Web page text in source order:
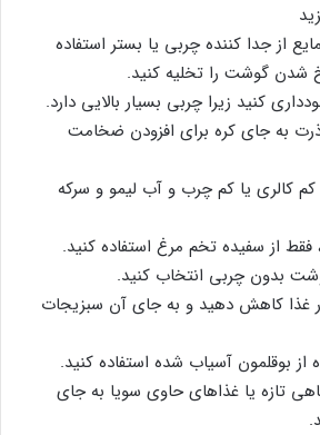
از جدا کننده چربی یا بستر استفاده
شدن گوشت را تخلیه کنید.
کنید زیرا چربی بسیار بالایی دارد.
به جای کره برای افزودن ضخامت
کالری یا کم چرب و آب لیمو و سرکه
از سفیده تخم مرغ استفاده کنید.
بدون چربی انتخاب کنید.
غذا کاهش دهید و به جای آن سبزیجات
بوقلمون آسیاب شده استفاده کنید.
تازه یا غذاهای حاوی سویا به جای